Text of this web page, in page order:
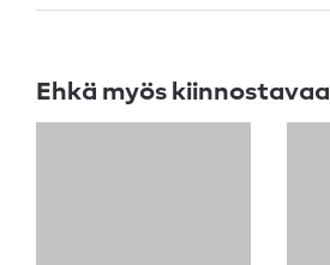
Ehkä myös kiinnostavaa